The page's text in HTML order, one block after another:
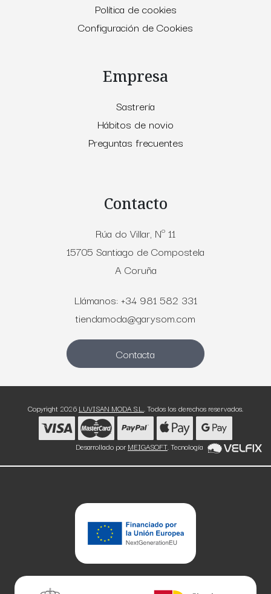
Política de cookies
Configuración de Cookies
Empresa
Sastrería
Hábitos de novio
Preguntas frecuentes
Contacto
Rúa do Villar, Nº 11
15705 Santiago de Compostela
A Coruña
Llámanos: +34 981 582 331
tiendamoda@garysom.com
Contacta
Copyright 2026 LUVISAN MODA S.L.. Todos los derechos reservados.
Desarrollado por MEIGASOFT. Tecnología